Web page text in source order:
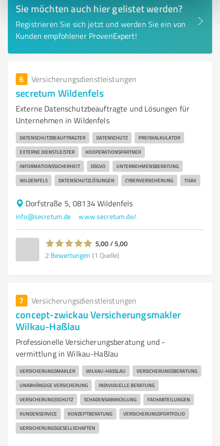
Sie möchten auch hier gelistet werden?
Registrieren Sie sich jetzt und werden Sie ein von
Kunden empfohlener ProvenExpert!
6 Versicherungsdienstleistungen
secretum Wildenfels
Externe Datenschutzbeauftragte und Lösungen für
Unternehmen in Wildenfels
DATENSCHUTZBEAUFTRAGTER DATENSCHUTZ PREISKALKULATOR
EXTERNE DIENSTLEISTER KOOPERATIONSPARTNER
INFORMATIONSSICHERHEIT DSGVO UNTERNEHMENSBERATUNG
WILDENFELS DATENSCHUTZLÖSUNGEN CYBERVERSICHERUNG TISAX
Dorfstraße 5, 08134 Wildenfels
info@secretum.de www.secretum.de/
5,00 / 5,00
2 Bewertungen (1 Quelle)
7 Versicherungsdienstleistungen
concept-zwickau Versicherungsmakler
Wilkau-Haßlau
Professionelle Versicherungsberatung und -
vermittlung in Wilkau-Haßlau
VERSICHERUNGSMAKLER WILKAU-HASSLAU VERSICHERUNGSBERATUNG
UNABHÄNGIGE VERSICHERUNG INDIVIDUELLE BERATUNG
VERSICHERUNGSSCHUTZ SCHADENSABWICKLUNG FACHABTEILUNGEN
KUNDENSERVICE KONZEPTBERATUNG VERSICHERUNGSPORTFOLIO
VERSICHERUNGSGESELLSCHAFTEN